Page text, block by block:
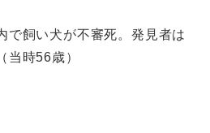
で飼い犬が不審死。発見者は
当時56歳）